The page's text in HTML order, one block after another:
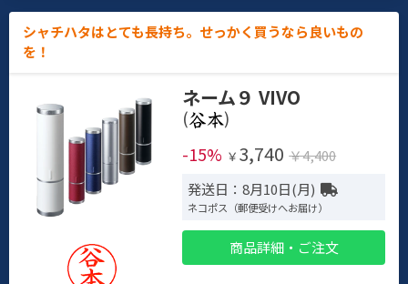
シャチハタはとても長持ち。せっかく買うなら良いもの
を！
ネーム９ VIVO
(
)
-15% ￥ 3,740 ￥4,400
発送日：8月10日(月)
ネコポス（郵便受けへお届け）
商品詳細・ご注文